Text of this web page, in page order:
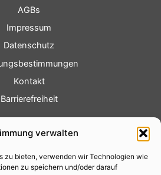
verwalten
zu bieten, verwenden wir Technologien wie
zu speichern und/oder darauf
AGBs
Impressum
Datenschutz
Kontakt
Barrierefreiheit
Fotoservice
Videoservice